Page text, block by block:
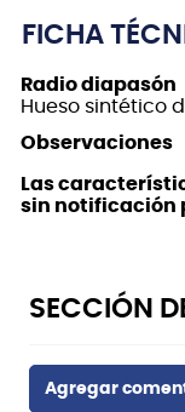
FICHA
Radio diapasón
Hueso sintético
Observaciones
Las
sin notificación